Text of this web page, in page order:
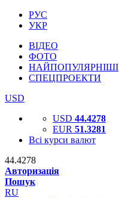
РУС
УКР
ВІДЕО
ФОТО
НАЙПОПУЛЯРНІШІ
СПЕЦПРОЕКТИ
USD
USD 44.4278
EUR 51.3281
Всі курси валют
44.4278
Авторизація
Пошук
RU